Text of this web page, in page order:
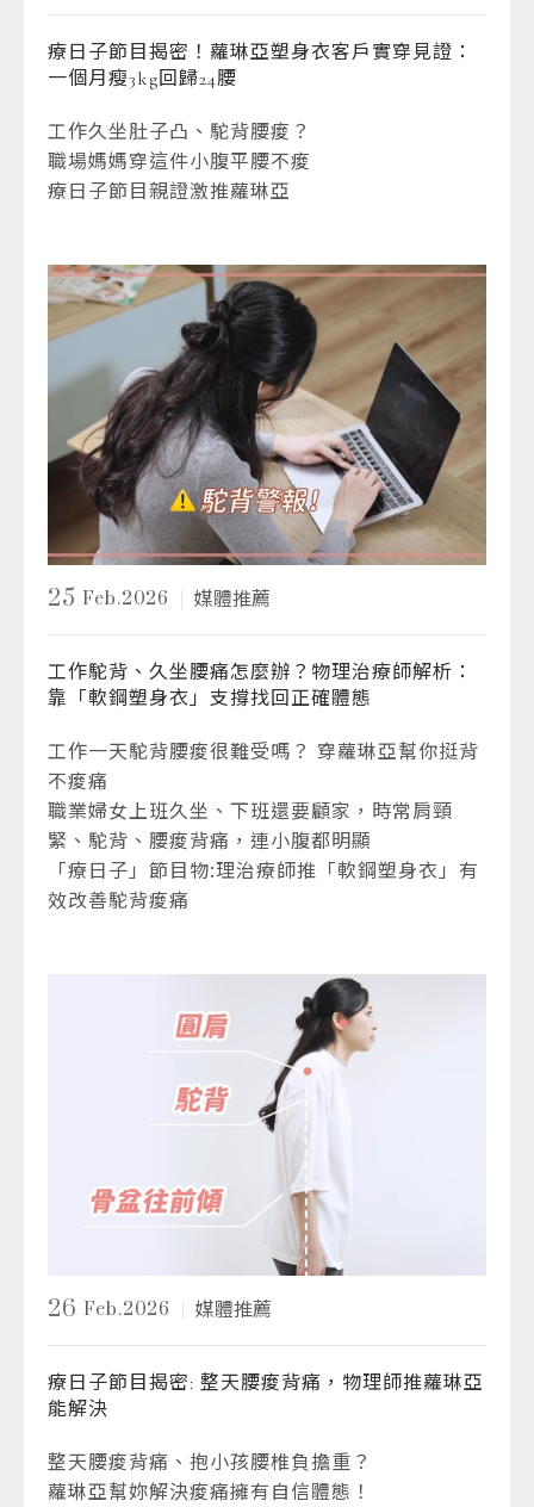
療日子節目揭密！蘿琳亞塑身衣客戶實穿見證：
一個月瘦3kg回歸24腰
工作久坐肚子凸、駝背腰痠？
職場媽媽穿這件小腹平腰不痠
療日子節目親證激推蘿琳亞
25 Feb.2026 媒體推薦
工作駝背、久坐腰痛怎麼辦？物理治療師解析：
靠「軟鋼塑身衣」支撐找回正確體態
工作一天駝背腰痠很難受嗎？ 穿蘿琳亞幫你挺背
不痠痛
職業婦女上班久坐、下班還要顧家，時常肩頸
緊、駝背、腰痠背痛，連小腹都明顯
「療日子」節目物:理治療師推「軟鋼塑身衣」有
效改善駝背痠痛
26 Feb.2026 媒體推薦
療日子節目揭密: 整天腰痠背痛，物理師推蘿琳亞
能解決
整天腰痠背痛、抱小孩腰椎負擔重？
蘿琳亞幫妳解決痠痛擁有自信體態！